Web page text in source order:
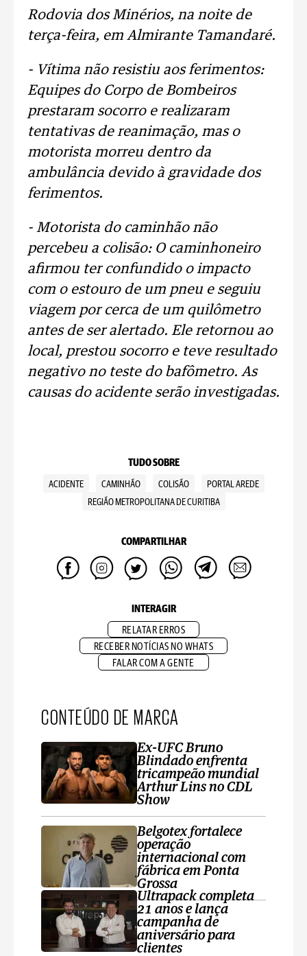
Rodovia dos Minérios, na noite de
terça-feira, em Almirante Tamandaré.
- Vítima não resistiu aos ferimentos:
Equipes do Corpo de Bombeiros
prestaram socorro e realizaram
tentativas de reanimação, mas o
motorista morreu dentro da
ambulância devido à gravidade dos
ferimentos.
- Motorista do caminhão não
percebeu a colisão: O caminhoneiro
afirmou ter confundido o impacto
com o estouro de um pneu e seguiu
viagem por cerca de um quilômetro
antes de ser alertado. Ele retornou ao
local, prestou socorro e teve resultado
negativo no teste do bafômetro. As
causas do acidente serão investigadas.
TUDO SOBRE
ACIDENTE CAMINHÃO COLISÃO
PORTAL AREDE
REGIÃO METROPOLITANA DE CURITIBA
COMPARTILHAR
INTERAGIR
RELATAR ERROS
RECEBER NOTÍCIAS NO WHATS
FALAR COM A GENTE
CONTEÚDO DE MARCA
Ex-UFC Bruno
Blindado enfrenta
tricampeão mundial
Arthur Lins no CDL
Show
Belgotex fortalece
operação
internacional com
fábrica em Ponta
Grossa
Ultrapack completa
21 anos e lança
campanha de
aniversário para
clientes